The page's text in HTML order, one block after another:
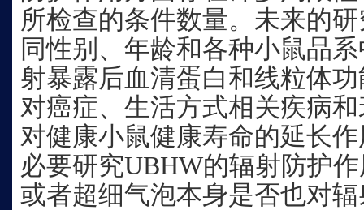
所检查的条件数量。未来的
同性别、年龄和各种小鼠品
射暴露后血清蛋白和线粒体
对癌症、生活方式相关疾病
对健康小鼠健康寿命的延长
必要研究UBHW的辐射防护
或者超细气泡本身是否也对